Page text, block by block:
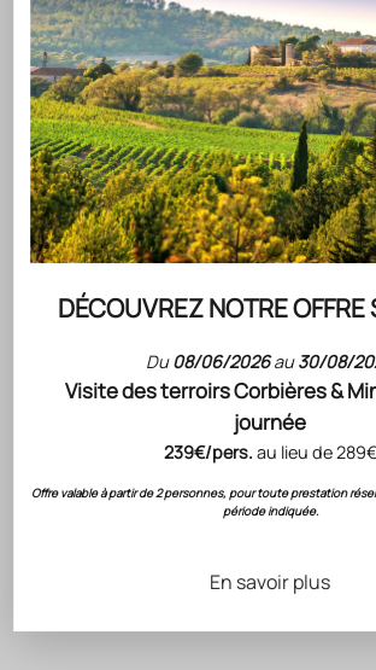
DÉCOUVREZ NOTRE OFFRE
Du08/06/2026au30/08/
Visite des terroirs Corbières &
journée
239€/pers. au lieu de 289€
Offre valable à partir de 2 personnes, pour toute prestation
période indiquée.
En savoir plus
rosé